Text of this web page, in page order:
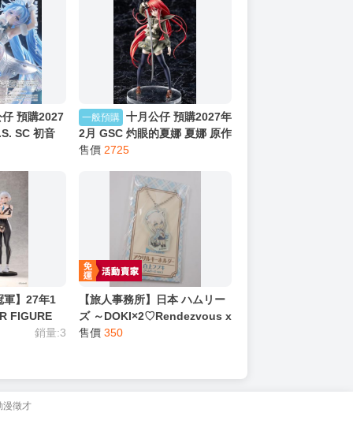
預購2027
SC 初音
幌公演Ver
一般預購 十月公仔 預購2027年
2月 GSC 灼眼的夏娜 夏娜 原作
版 無比例模型 0918
售價 2725